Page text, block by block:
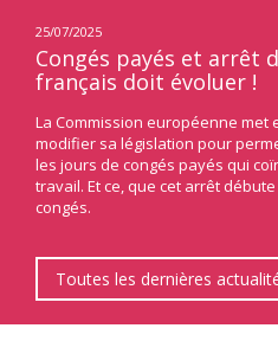
25/07/2025
Congés payés et arrêt
français doit évoluer !
La Commission européenne met
modifier sa législation pour
les jours de congés payés qui
travail. Et ce, que cet arrêt
congés.
Toutes les dernières